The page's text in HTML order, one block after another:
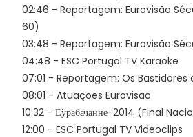
02:46 - Reportagem: Eurovisão
60)
03:48 - Reportagem: Eurovisão
04:48 - ESC Portugal TV Karaoke
07:01 - Reportagem: Os Bastidores
08:01 - Atuações Eurovisão
10:32 - Еўрабачанне-2014 (Final
12:00 - ESC Portugal TV Videoclips